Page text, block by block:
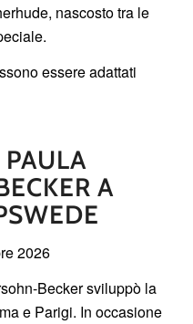
nascosto tra le
essere adattati
A
2026
Becker sviluppò la
e Parigi. In occasione